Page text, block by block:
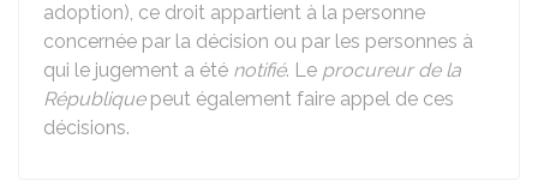
adoption), ce droit appartient à la personne
concernée par la décision ou par les personnes à
qui le jugement a été notifié. Le procureur de la
Républiquepeut également faire appel de ces
décisions.